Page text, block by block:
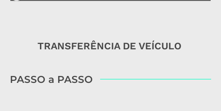
TRANSFERÊNCIA DE VEÍCULO
PASSO a PASSO